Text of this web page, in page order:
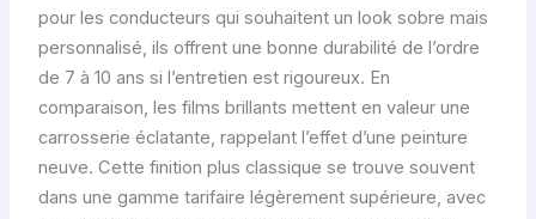
pour les conducteurs qui souhaitent un look sobre mais
personnalisé, ils offrent une bonne durabilité de l’ordre
de 7 à 10 ans si l’entretien est rigoureux. En
comparaison, les films brillants mettent en valeur une
carrosserie éclatante, rappelant l’effet d’une peinture
neuve. Cette finition plus classique se trouve souvent
dans une gamme tarifaire légèrement supérieure, avec